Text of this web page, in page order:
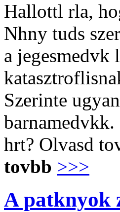
Hallottl rla,
Nhny tuds
a jegesmedvk
Szerinte
barnamedvkk.
hrt? Olvasd
tovbb >>>
A patknyok